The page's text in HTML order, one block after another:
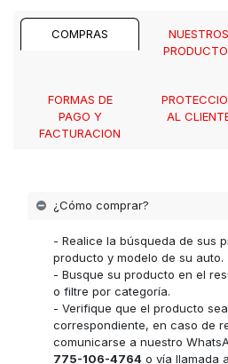
COMPRAS
NUESTROS
FORMAS DE
PAGO Y
FACTURACION
AL
¿Cómo comprar?
- Realice la búsqueda de sus
producto y modelo de su auto.
- Busque su producto en el
o filtre por categoría.
- Verifique que el producto
correspondiente, en caso de
comunicarse a nuestro
775-106-4764 o vía llamada